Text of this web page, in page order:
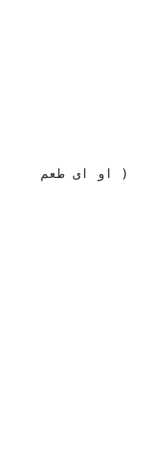
( او اى طعم